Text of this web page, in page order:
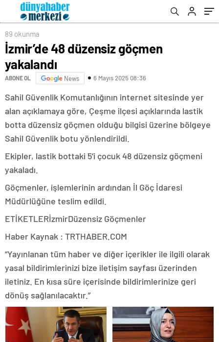
89 okunma
İzmir’de 48 düzensiz göçmen
yakalandı
ABONE OL News 6 Mayıs 2025 08:36
Sahil Güvenlik Komutanlığının internet sitesinde yer
alan açıklamaya göre, Çeşme ilçesi açıklarında lastik
botta düzensiz göçmen olduğu bilgisi üzerine bölgeye
Sahil Güvenlik botu yönlendirildi.
Ekipler, lastik bottaki 5’i çocuk 48 düzensiz göçmeni
yakaladı.
Göçmenler, işlemlerinin ardından İl Göç İdaresi
Müdürlüğüne teslim edildi.
ETİKETLERİzmirDüzensiz Göçmenler
Haber Kaynak : TRTHABER.COM
“Yayınlanan tüm haber ve diğer içerikler ile ilgili olarak
yasal bildirimlerinizi bize iletişim sayfası üzerinden
iletiniz. En kısa süre içerisinde bildirimlerinize geri
dönüş sağlanılacaktır.”